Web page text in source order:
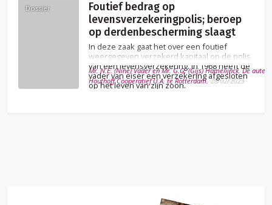
Dossier
Foutief bedrag op
levensverzekeringpolis; beroep
op derdenbescherming slaagt
In deze zaak gaat het over een foutief
weergegeven verzekerd kapitaal op de polis
van een levensverzekering. In 1968 heeft de
vader van eiser een verzekering afgesloten
op het leven van zijn zoon.
Mr. N.E. (Nine) Vader en Mr. G.G. (Gijs) Hamelijnck. De
Houthoff Cooperatief U.A. te Rotterdam. 28/02/2023